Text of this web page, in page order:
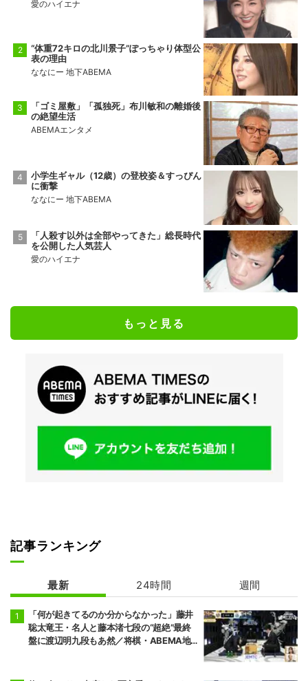
愛のハイエナ
“体重72キロの北川景子”ぽっちゃり体型公
表の理由
ななにー 地下ABEMA
「ゴミ屋敷」「孤独死」布川敏和の離婚後
の絶望生活
ABEMAエンタメ
小学生ギャル（12歳）の登校姿＆すっぴん
に衝撃
ななにー 地下ABEMA
「人殺す以外は全部やってきた」総長時代
を公開した人気芸人
愛のハイエナ
もっと見る
記事ランキング
最新 24時間 週間
「何が起きてるのか分からなかった」藤井
聡太竜王・名人と藤本渚七段の“超絶”最終
盤に渡辺明九段もあ然／将棋・ABEMA地